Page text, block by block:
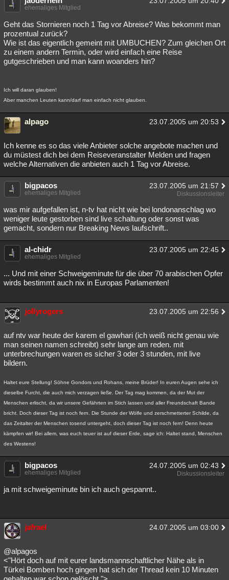
ehemaliges Mitglied
Geht das Stornieren noch 1 Tag vor Abreise? Was bekommt man
prozentual zurück?
Wie ist das eigentlich gemeint mit UMBUCHEN? Zum gleichen Ort
zu einem andern Termin, oder wird einfach eine Reise
gutgeschrieben und man kann woanders hin?
Ich will daran glauben!
Aber manchen Leuten kann/darf man einfach nicht glauben.
alpago 23.07.2005 um 20:53
Ich kenne es so das viele Anbieter solche angebote machen und
du müstest dich bei dem Reiseveranstalter Melden und fragen
welche Alternativen die anbieten auch 1 Tag vor Abreise.
bigpacos 23.07.2005 um 21:57
ehemaliges Mitglied Diskussionsleiter
was mir aufgefallen ist, n-tv hat nicht wie bei londonanschlag wo
weniger leute gestorben sind live schaltung oder sonst was
gemacht, sondern nur Breaking News laufschrift..
al-chidr 23.07.2005 um 22:45
ehemaliges Mitglied
... Und mit einer Schweigeminute für die über 70 arabischen Opfer
wirds bestimmt auch nix in Europas Parlamenten!
jollyrogers 23.07.2005 um 22:56
auf ntv war heute der karem el gawhari (ich weiß nicht genau wie
man seinen namen schreibt) sehr lange am reden. mit
unterbrechungen waren es sicher 3 oder 3 stunden, mit live
bildern.
Haltet eure Stellung! Söhne Gondors und Rohans, meine Brüder! In euren Augen sehe ich
dieselbe Furcht, die auch mich verzagen ließe. Der Tag mag kommen, da der Mut der
Menschen erlischt, da wir unsere Gefährten im Stich lassen und aller Freundschaft Bande
bricht. Doch dieser Tag ist noch fern. Die Stunde der Wölfe und zerschmetterter Schilde, da
das Zeitalter der Menschen tosend untergeht, doch dieser Tag ist noch fern! Denn heute
kämpfen wir! Bei allem, was euch teuer ist auf dieser Erde, sage ich: Haltet stand, Menschen
des Westens!
bigpacos 24.07.2005 um 02:43
ehemaliges Mitglied Diskussionsleiter
ja mit schweigeminute bin ich auch gespannt..
jafrael 24.07.2005 um 03:00
@alpagos
<"Hört doch auf mit eurer landsmannschaftlicher Nähe als in
Türkei Bomben hoch gingen hat sich der Thread kein 10 Minuten